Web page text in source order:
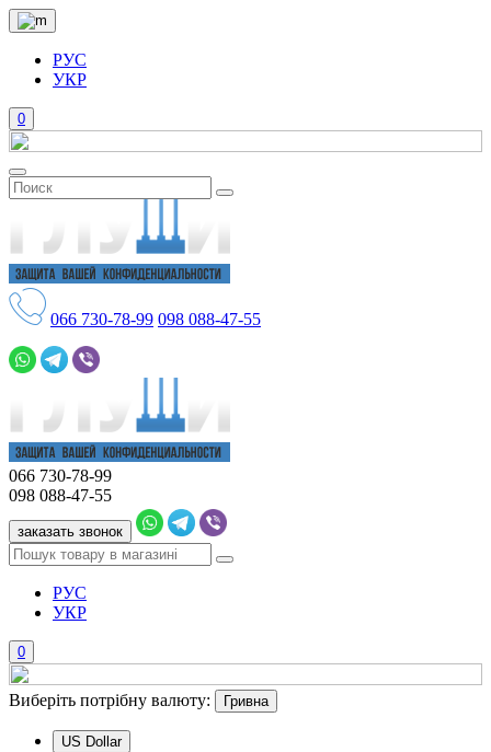
РУС
УКР
0
066 730-78-99 098 088-47-55
066 730-78-99
098 088-47-55
заказать звонок
РУС
УКР
0
Виберіть потрібну валюту: Гривна
US Dollar